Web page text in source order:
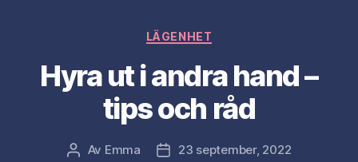
Kategorier
LÄGENHET
Hyra ut i andra hand –
tips och råd
Inläggsförfattare
Av Emma Inläggsdatum
23 september, 2022